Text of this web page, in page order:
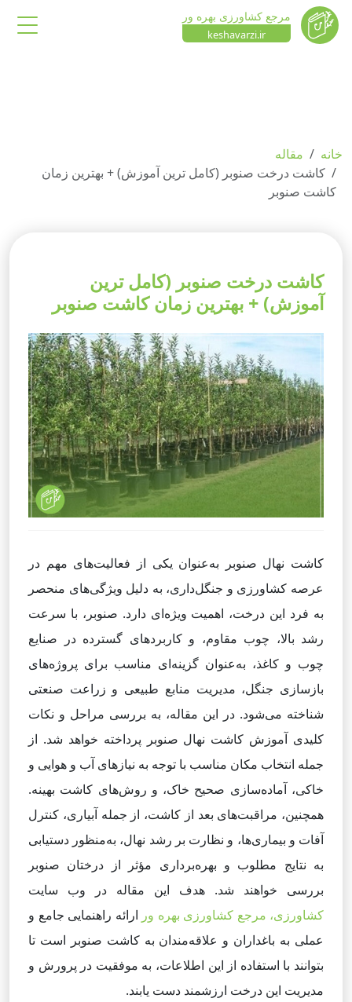
مرجع کشاورزی بهره ور
keshavarzi.ir
خانه
مقاله
کاشت درخت صنوبر (کامل ترین آموزش) + بهترین زمان
کاشت صنوبر
کاشت درخت صنوبر (کامل ترین
آموزش) + بهترین زمان کاشت صنوبر
کاشت نهال صنوبر به‌عنوان یکی از فعالیت‌های مهم در
عرصه کشاورزی و جنگل‌داری، به دلیل ویژگی‌های منحصر
به فرد این درخت، اهمیت ویژه‌ای دارد. صنوبر، با سرعت
رشد بالا، چوب مقاوم، و کاربردهای گسترده در صنایع
چوب و کاغذ، به‌عنوان گزینه‌ای مناسب برای پروژه‌های
بازسازی جنگل، مدیریت منابع طبیعی و زراعت صنعتی
شناخته می‌شود. در این مقاله، به بررسی مراحل و نکات
کلیدی آموزش کاشت نهال صنوبر پرداخته خواهد شد. از
جمله انتخاب مکان مناسب با توجه به نیازهای آب و هوایی و
خاکی، آماده‌سازی صحیح خاک، و روش‌های کاشت بهینه.
همچنین، مراقبت‌های بعد از کاشت، از جمله آبیاری، کنترل
آفات و بیماری‌ها، و نظارت بر رشد نهال، به‌منظور دستیابی
به نتایج مطلوب و بهره‌برداری مؤثر از درختان صنوبر
بررسی خواهند شد. هدف این مقاله در وب سایت
کشاورزی، مرجع کشاورزی بهره ور ارائه راهنمایی جامع و
عملی به باغداران و علاقه‌مندان به کاشت صنوبر است تا
بتوانند با استفاده از این اطلاعات، به موفقیت در پرورش و
مدیریت این درخت ارزشمند دست یابند.